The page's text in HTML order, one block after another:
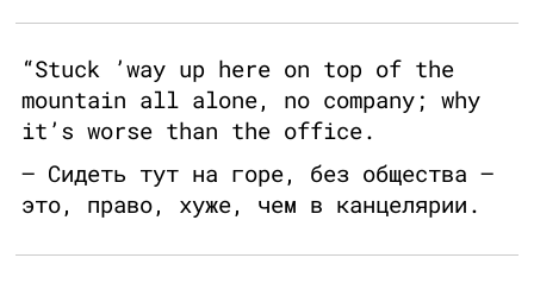
“Stuck ’way up here on top of the
mountain all alone, no company; why
it’s worse than the office.
– Сидеть тут на горе, без общества –
это, право, хуже, чем в канцелярии.